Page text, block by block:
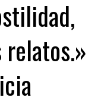
relatos.»